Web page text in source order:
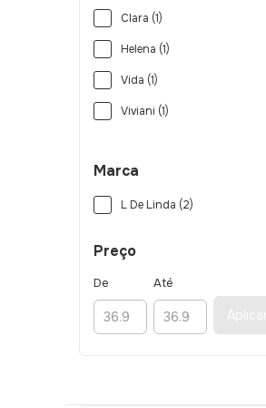
Clara (1)
Helena (1)
Vida (1)
Viviani (1)
Marca
L De Linda (2)
Preço
De Até
Aplicar